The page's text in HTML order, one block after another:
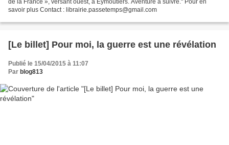
de la France », versant ouest, à Eymoutiers. Aventure à suivre." Pour en
savoir plus Contact : librairie.passetemps@gmail.com
[Le billet] Pour moi, la guerre est une révélation
Publié le 15/04/2015 à 11:07
Par blog813